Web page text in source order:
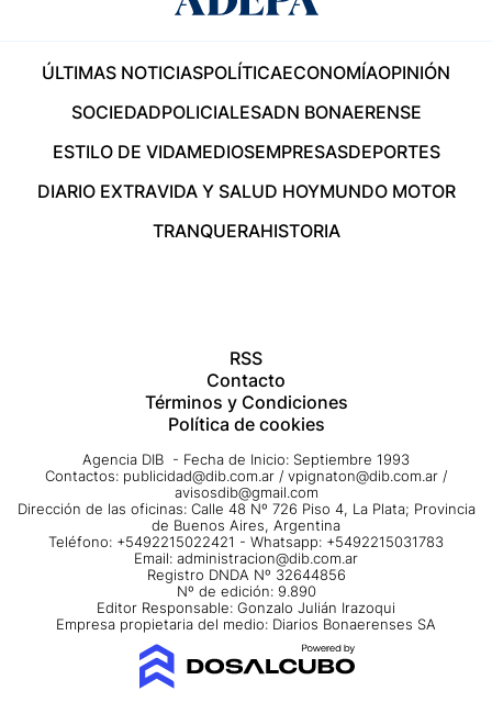
ÚLTIMAS NOTICIASPOLÍTICAECONOMÍAOPINIÓN
SOCIEDADPOLICIALESADN BONAERENSE
ESTILO DE VIDAMEDIOSEMPRESASDEPORTES
DIARIO EXTRAVIDA Y SALUD HOYMUNDO MOTOR
TRANQUERAHISTORIA
RSS
Contacto
Términos y Condiciones
Política de cookies
Agencia DIB - Fecha de Inicio: Septiembre 1993
Contactos: publicidad@dib.com.ar / vpignaton@dib.com.ar /
avisosdib@gmail.com
Dirección de las oficinas: Calle 48 Nº 726 Piso 4, La Plata; Provincia
de Buenos Aires, Argentina
Teléfono: +5492215022421 - Whatsapp: +5492215031783
Email: administracion@dib.com.ar
Registro DNDA Nº 32644856
Nº de edición: 9.890
Editor Responsable: Gonzalo Julián Irazoqui
Empresa propietaria del medio: Diarios Bonaerenses SA